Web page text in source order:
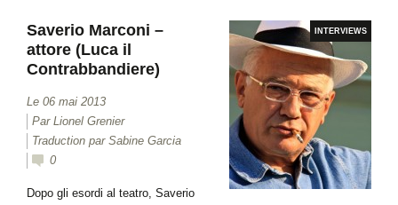
INTERVIEWS
Saverio Marconi –
attore (Luca il
Contrabbandiere)
Le 06 mai 2013
Par Lionel Grenier
Traduction par Sabine Garcia
0
Dopo gli esordi al teatro, Saverio